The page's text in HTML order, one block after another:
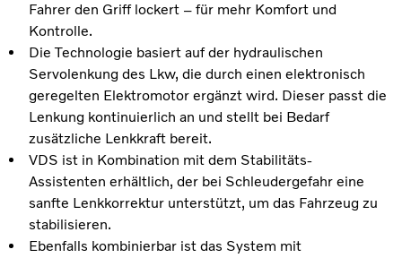
Fahrer den Griff lockert – für mehr Komfort und
Kontrolle.
Die Technologie basiert auf der hydraulischen
Servolenkung des Lkw, die durch einen elektronisch
geregelten Elektromotor ergänzt wird. Dieser passt die
Lenkung kontinuierlich an und stellt bei Bedarf
zusätzliche Lenkkraft bereit.
VDS ist in Kombination mit dem Stabilitäts-
Assistenten erhältlich, der bei Schleudergefahr eine
sanfte Lenkkorrektur unterstützt, um das Fahrzeug zu
stabilisieren.
Ebenfalls kombinierbar ist das System mit